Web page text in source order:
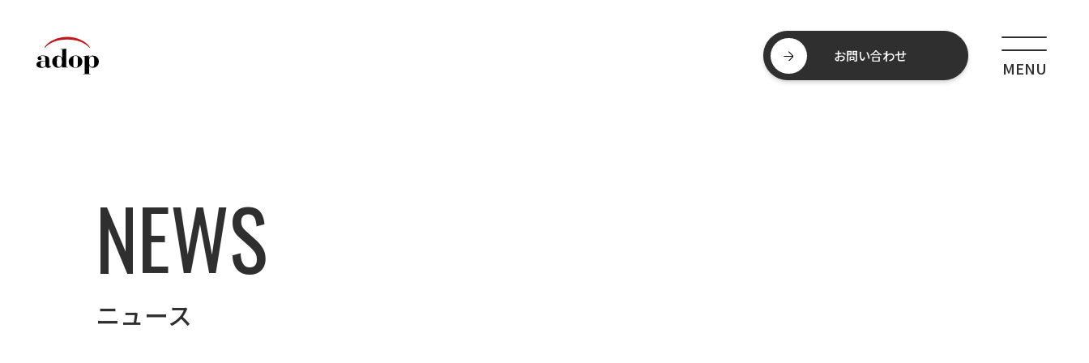
お問い合わせ
NEWS
ニュース